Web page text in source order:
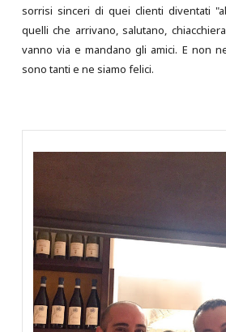
sorrisi sinceri di quei clienti diventati
quelli che arrivano, salutano,
vanno via e mandano gli amici. E non
sono tanti e ne siamo felici.